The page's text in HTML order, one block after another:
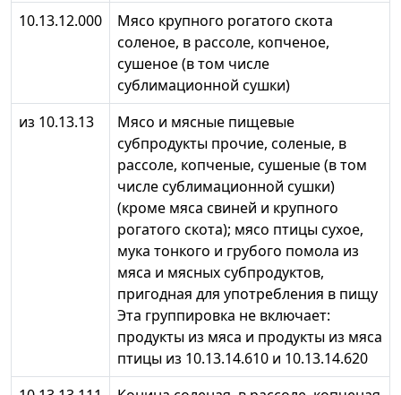
10.13.12.000
Мясо крупного рогатого скота
соленое, в рассоле, копченое,
сушеное (в том числе
сублимационной сушки)
из 10.13.13
Мясо и мясные пищевые
субпродукты прочие, соленые, в
рассоле, копченые, сушеные (в том
числе сублимационной сушки)
(кроме мяса свиней и крупного
рогатого скота); мясо птицы сухое,
мука тонкого и грубого помола из
мяса и мясных субпродуктов,
пригодная для употребления в пищу
Эта группировка не включает:
продукты из мяса и продукты из мяса
птицы из 10.13.14.610 и 10.13.14.620